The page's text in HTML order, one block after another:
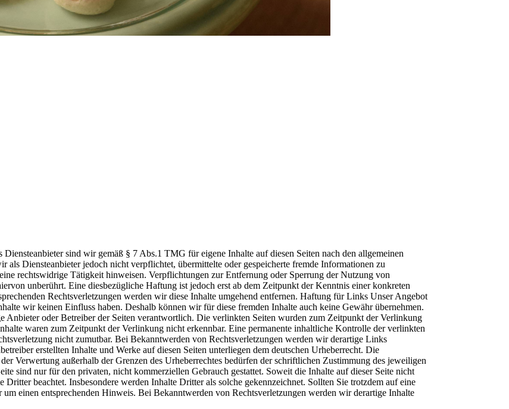
sind wir gemäß § 7 Abs.1 TMG für eigene Inhalte auf diesen Seiten nach den allgemeinen
Diensteanbieter jedoch nicht verpflichtet, übermittelte oder gespeicherte fremde Informationen zu
rechtswidrige Tätigkeit hinweisen. Verpflichtungen zur Entfernung oder Sperrung der Nutzung von
unberührt. Eine diesbezügliche Haftung ist jedoch erst ab dem Zeitpunkt der Kenntnis einer konkreten
Rechtsverletzungen werden wir diese Inhalte umgehend entfernen. Haftung für Links Unser Angebot
wir keinen Einfluss haben. Deshalb können wir für diese fremden Inhalte auch keine Gewähr übernehmen.
Anbieter oder Betreiber der Seiten verantwortlich. Die verlinkten Seiten wurden zum Zeitpunkt der Verlinkung
waren zum Zeitpunkt der Verlinkung nicht erkennbar. Eine permanente inhaltliche Kontrolle der verlinkten
nicht zumutbar. Bei Bekanntwerden von Rechtsverletzungen werden wir derartige Links
erstellten Inhalte und Werke auf diesen Seiten unterliegen dem deutschen Urheberrecht. Die
Verwertung außerhalb der Grenzen des Urheberrechtes bedürfen der schriftlichen Zustimmung des jeweiligen
sind nur für den privaten, nicht kommerziellen Gebrauch gestattet. Soweit die Inhalte auf dieser Seite nicht
beachtet. Insbesondere werden Inhalte Dritter als solche gekennzeichnet. Sollten Sie trotzdem auf eine
einen entsprechenden Hinweis. Bei Bekanntwerden von Rechtsverletzungen werden wir derartige Inhalte